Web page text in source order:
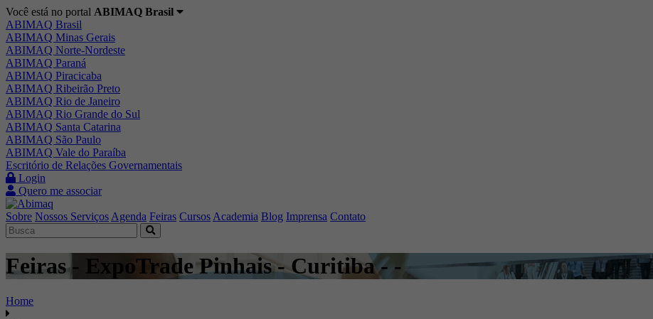
Você está no portal ABIMAQ Brasil
ABIMAQ Brasil
ABIMAQ Minas Gerais
ABIMAQ Norte-Nordeste
ABIMAQ Paraná
ABIMAQ Piracicaba
ABIMAQ Ribeirão Preto
ABIMAQ Rio de Janeiro
ABIMAQ Rio Grande do Sul
ABIMAQ Santa Catarina
ABIMAQ São Paulo
ABIMAQ Vale do Paraíba
Escritório de Relações Governamentais
Login
Quero me associar
Sobre Nossos Serviços Agenda Feiras Cursos Academia Blog Imprensa Contato
Feiras - ExpoTrade Pinhais - Curitiba - -
Home